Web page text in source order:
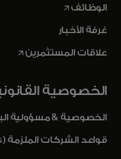
الوظائفin a new tab
غرفة الأخبار
علاقات المستثمرينtab
الخصوصية
الخصوصية & مسؤولية
قواعد الشركات الملزمة (BCRs)